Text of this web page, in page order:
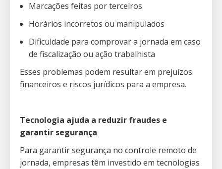
Marcações feitas por terceiros
Horários incorretos ou manipulados
Dificuldade para comprovar a jornada em caso
de fiscalização ou ação trabalhista
Esses problemas podem resultar em prejuízos
financeiros e riscos jurídicos para a empresa.
Tecnologia ajuda a reduzir fraudes e
garantir segurança
Para garantir segurança no controle remoto de
jornada, empresas têm investido em tecnologias